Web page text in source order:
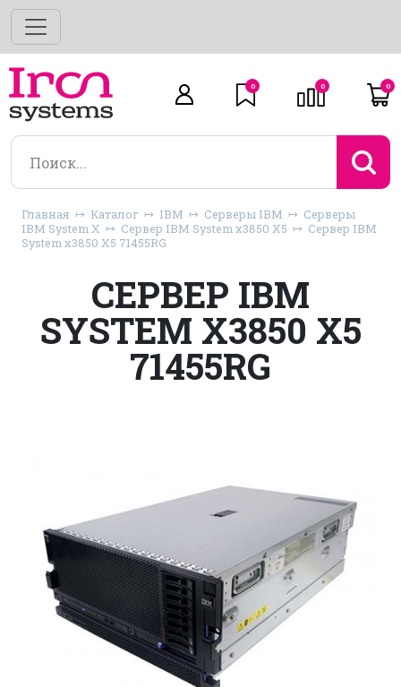
0 0 0
Главная Каталог IBM Серверы IBM
Серверы
IBM System X
Сервер IBM System x3850 X5
Сервер IBM
System x3850 X5 71455RG
СЕРВЕР IBM
SYSTEM X3850 X5
71455RG